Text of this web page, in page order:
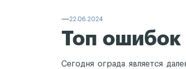
22.06.2024
Топ
Сегодня ограда является